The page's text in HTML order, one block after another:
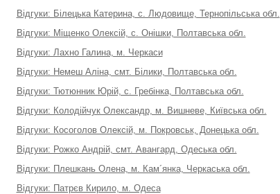
Відгуки: Білецька Катерина, с. Людовище, Тернопільська обл.
Відгуки: Міщенко Олексій, с. Онішки, Полтавська обл.
Відгуки: Лахно Галина, м. Черкаси
Відгуки: Немеш Аліна, смт. Білики, Полтавська обл.
Відгуки: Тютюнник Юрій, с. Гребінка, Полтавська обл.
Відгуки: Колодійчук Олександр, м. Вишневе, Київська обл.
Відгуки: Косоголов Олексій, м. Покровськ, Донецька обл.
Відгуки: Рожко Андрій, смт. Авангард, Одеська обл.
Відгуки: Плешкань Олена, м. Кам´янка, Черкаська обл.
Відгуки: Патрєв Кирило, м. Одеса